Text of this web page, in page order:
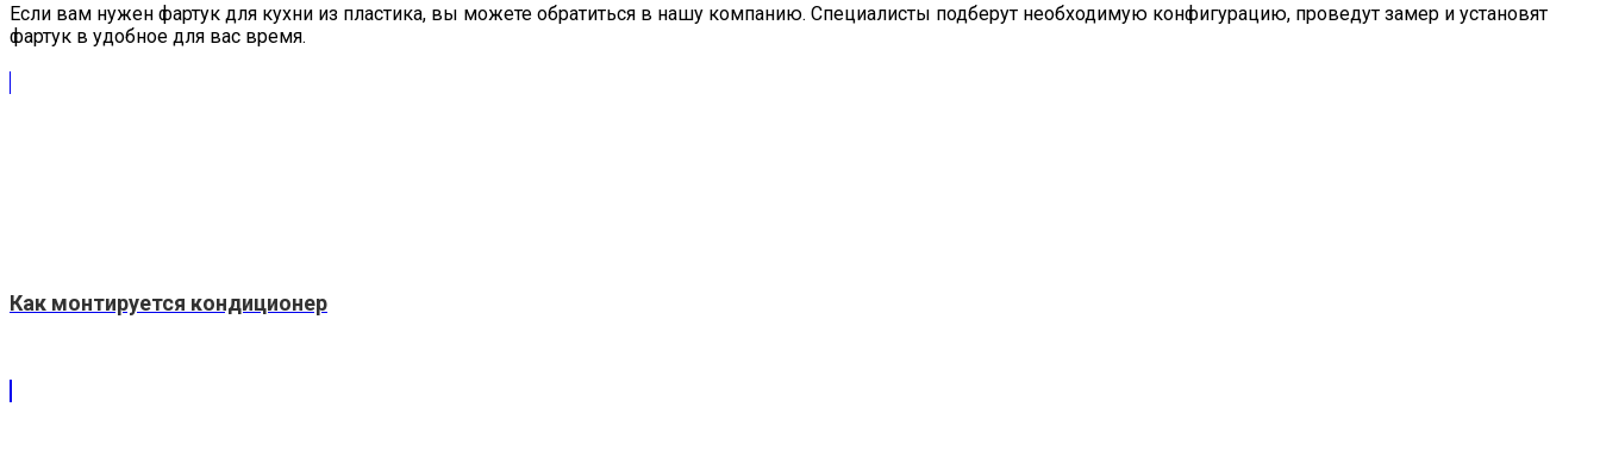
Если вам нужен фартук для кухни из пластика, вы можете обратиться в нашу компанию. Специалисты подберут необходимую конфигурацию, проведут замер и установят
фартук в удобное для вас время.
Как монтируется кондиционер